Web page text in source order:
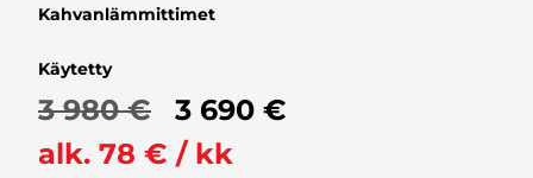
Kahvanlämmittimet
Käytetty
3 980 €
3 690 €
alk. 78 € / kk